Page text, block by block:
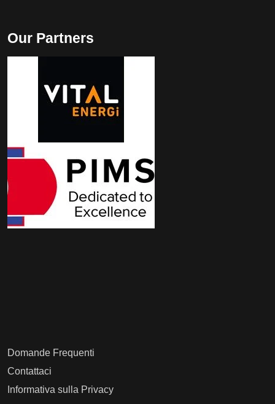
Domande Frequenti
Contattaci
Informativa sulla Privacy
Our Partners